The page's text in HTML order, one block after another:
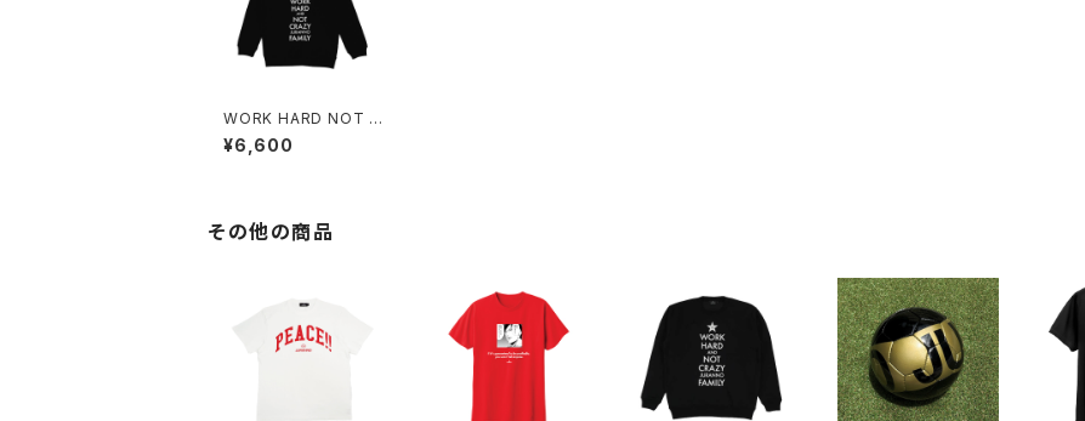
WORK HARD NOT C
RAZY KIDS SWEATS
HIRT
¥6,600
その他の商品